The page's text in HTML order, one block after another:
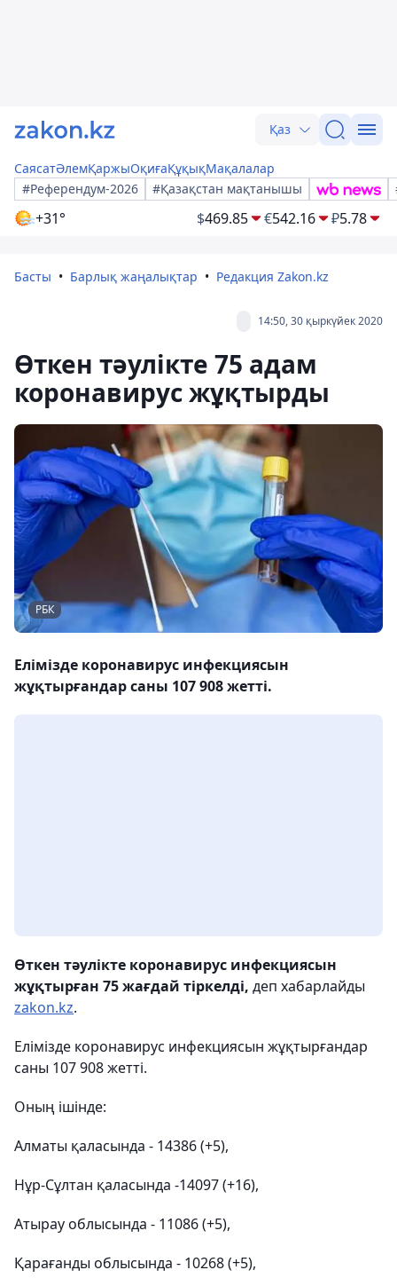
Қаз
СаясатӘлемҚаржыОқиғаҚұқықМақалалар
#Референдум-2026
#Қазақстан мақтанышы
+31° $469.85 €542.16 ₽5.78
Басты Барлық жаңалықтар Редакция Zakon.kz
14:50, 30 қыркүйек 2020
Өткен тәулікте 75 адам
коронавирус жұқтырды
РБК
Елімізде коронавирус инфекциясын
жұқтырғандар саны 107 908 жетті.
Өткен тәулікте коронавирус инфекциясын
жұқтырған 75 жағдай тіркелді, деп хабарлайды
zakon.kz.
Елімізде коронавирус инфекциясын жұқтырғандар
саны 107 908 жетті.
Оның ішінде:
Алматы қаласында - 14386 (+5),
Нұр-Сұлтан қаласында -14097 (+16),
Атырау облысында - 11086 (+5),
Қарағанды облысында - 10268 (+5),